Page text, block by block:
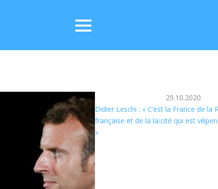
29.10.2020
Didier Leschi : « C’est la France de la
française et de la laïcité qui est
»